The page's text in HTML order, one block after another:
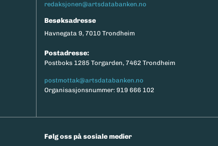
redaksjonen@artsdatabanken.no
Besøksadresse
Havnegata 9, 7010 Trondheim
Postadresse:
Postboks 1285 Torgarden, 7462 Trondheim
postmottak@artsdatabanken.no
Organisasjonsnummer: 919 666 102
Følg oss på sosiale medier